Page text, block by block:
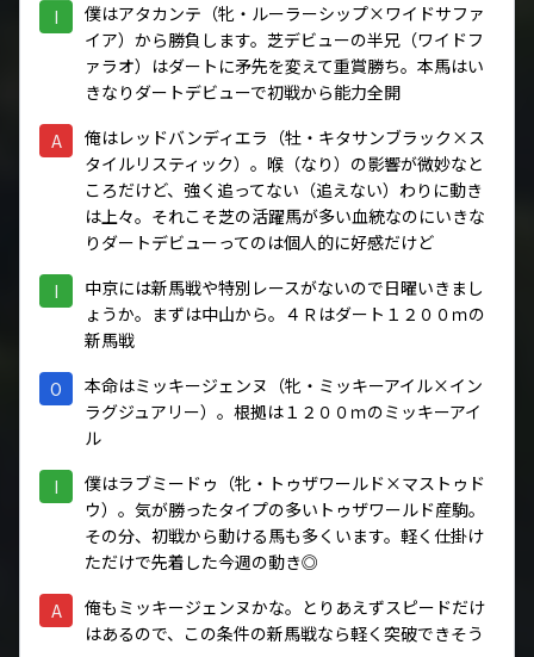
I
僕はアタカンテ（牝・ルーラーシップ×ワイドサファ
イア）から勝負します。芝デビューの半兄（ワイドフ
ァラオ）はダートに矛先を変えて重賞勝ち。本馬はい
きなりダートデビューで初戦から能力全開
A
俺はレッドバンディエラ（牡・キタサンブラック×ス
タイルリスティック）。喉（なり）の影響が微妙なと
ころだけど、強く追ってない（追えない）わりに動き
は上々。それこそ芝の活躍馬が多い血統なのにいきな
りダートデビューってのは個人的に好感だけど
I
中京には新馬戦や特別レースがないので日曜いきまし
ょうか。まずは中山から。４Ｒはダート１２００ｍの
新馬戦
O
本命はミッキージェンヌ（牝・ミッキーアイル×イン
ラグジュアリー）。根拠は１２００ｍのミッキーアイ
ル
I
僕はラブミードゥ（牝・トゥザワールド×マストゥド
ウ）。気が勝ったタイプの多いトゥザワールド産駒。
その分、初戦から動ける馬も多くいます。軽く仕掛け
ただけで先着した今週の動き◎
A
俺もミッキージェンヌかな。とりあえずスピードだけ
はあるので、この条件の新馬戦なら軽く突破できそう